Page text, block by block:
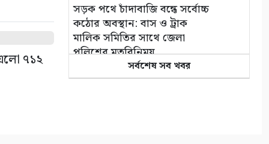
৭১২
সড়ক পথে চাঁদাবাজি বন্ধে সর্বোচ্চ
কঠোর অবস্থান: বাস ও ট্রাক
মালিক সমিতির সাথে জেলা
পুলিশের মতবিনিময়
সর্বশেষ সব খবর